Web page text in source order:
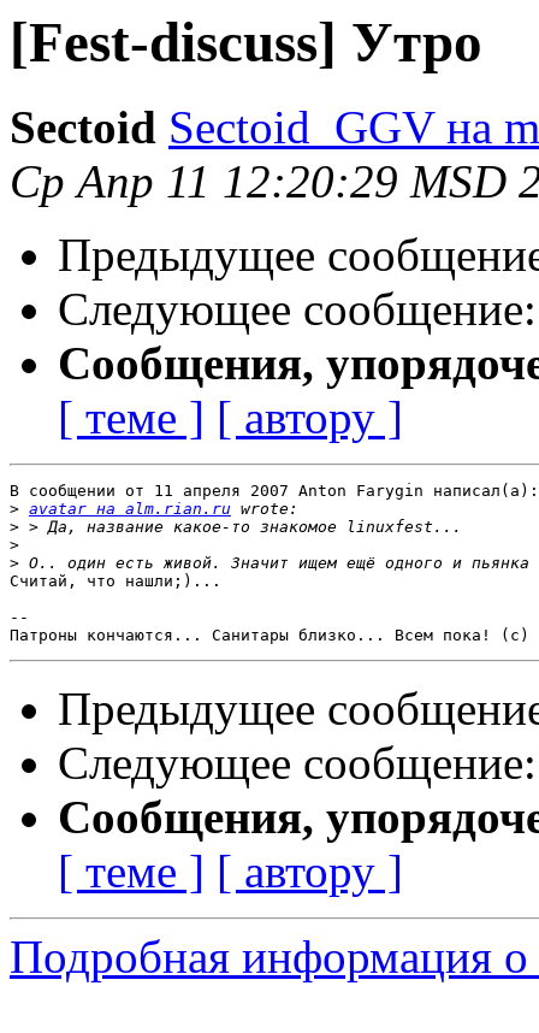
[Fest-discuss] Утро
Sectoid Sectoid_GGV на
Ср Апр 11 12:20:29 MSD
Предыдущее
Следующее
Сообщения,
[ теме ] [ автору ]
В сообщении от 11 апреля 2007 Anton Farygin написал(a):
> avatar на alm.rian.ru
>
>
>
Считай, что нашли;)...
--
Предыдущее
Следующее
Сообщения,
[ теме ] [ автору ]
Подробная информация о